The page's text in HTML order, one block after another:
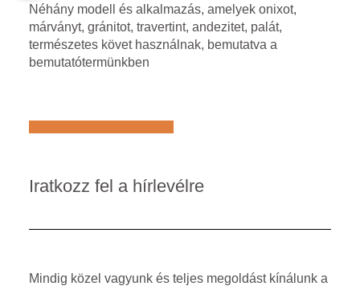
Néhány modell és alkalmazás, amelyek onixot,
márványt, gránitot, travertint, andezitet, palát,
természetes követ használnak, bemutatva a
bemutatótermünkben
Iratkozz fel a hírlevélre
Mindig közel vagyunk és teljes megoldást kínálunk a